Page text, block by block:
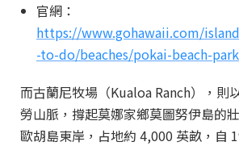
官網：
https://www.gohawaii.com/
-to-do/beaches/pokai-beach-park
而古蘭尼牧場（Kualoa Ranch），則
勞山脈，撐起莫娜家鄉莫圖努伊島的
歐胡島東岸，占地約 4,000 英畝，自